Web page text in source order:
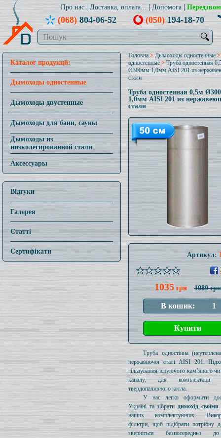
Про нас Доставка, оплата... Допомога
(068)804-06-52 (050)194-18-70
🔍
Каталог продукції:
Дымоходы одностенные
Дымоходы двустенные
Дымоходы для бани, сауны
Дымоходы из
низколегированной стали
Аксессуары
Відгуки
Галерея
Статті
Сертифікати
Головна > Дымоходы одностенные
одностенные >Труба одностенная
Ø300мм 1,0мм AISI 201 из
стали
Труба одностенная 0,5м
1,0мм AISI 201 из
стали
Артикул:
1035грн 1089 грн
Труба одностінна
нержавіючої сталі AISI 201.
гільзування існуючого кам’яного
каналу, для комплектації
твердопаливного котла.
У нас легко оформити
Україні та зібрати димохід
наших комплектуючих.
фільтри, щоб підібрати потрібну
зверніться безпосередньо